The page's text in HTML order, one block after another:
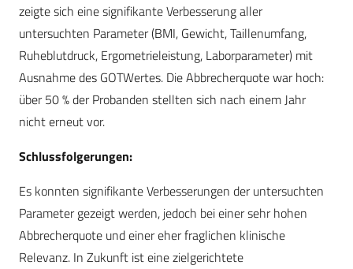
zeigte sich eine signifikante Verbesserung aller
untersuchten Parameter (BMI, Gewicht, Taillenumfang,
Ruheblutdruck, Ergometrieleistung, Laborparameter) mit
Ausnahme des GOTWertes. Die Abbrecherquote war hoch:
über 50 % der Probanden stellten sich nach einem Jahr
nicht erneut vor.
Schlussfolgerungen:
Es konnten signifikante Verbesserungen der untersuchten
Parameter gezeigt werden, jedoch bei einer sehr hohen
Abbrecherquote und einer eher fraglichen klinische
Relevanz. In Zukunft ist eine zielgerichtete